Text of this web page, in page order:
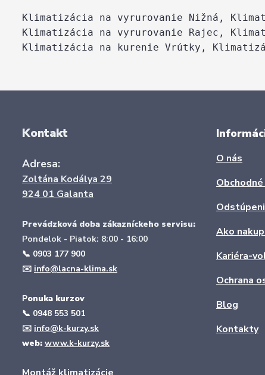
Klimatizácia na vyrurovanie Nižná,
Klimatizácia na vyrurovanie Rajec,
Klimatizácia na kurenie Vrútky,
Kontakt
Adresa:
Zoltána Kodálya 29
924 01 Galanta
Prevádzková doba zákazníckeho servisu:
Pondelok - Piatok: 8:00 - 16:00
📞 0903 177 900
✉️ info@lacna-klima.sk
Ponuka kurzov
📞 0948 553 501
✉️ info@k-kurzy.sk
web: www.k-kurzy.sk
O nás
Ako
Kariéra-
Ochrana
Blog
Kontakty